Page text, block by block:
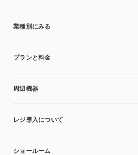
業種別にみる
プランと料金
周辺機器
レジ導入について
ショールーム